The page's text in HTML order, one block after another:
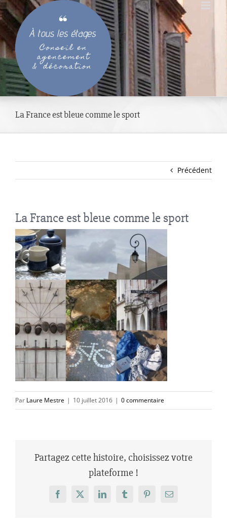
Passer
au
contenu
La France est bleue comme le sport
Précédent
La France est bleue comme le sport
Par Laure Mestre | 10 juillet 2016 | 0 commentaire
Partagez cette histoire, choisissez votre
plateforme !
Facebook
X LinkedInTumblrPinterestEmail